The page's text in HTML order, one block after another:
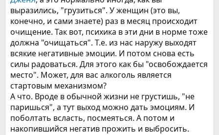
выразились, "грузиться". У женщин (это вы,
конечно, и сами знаете) раз в месяц происходит
очищение. Так вот, психика в эти дни в норме тоже
должна "очищаться". Т.е. из нас наружу выходят
всякие негативные эмоции. И потом снова есть
силы радоваться. Для этого как бы "освобождается
место". Может, для вас алкоголь является
стартовым механизмом?
А что. Вроде в обычной жизни не грустишь, "не
паришься", а тут выход можно дать эмоциям. И
поболтать всласть, посмеяться. А потом и
накопившийся негатив прожить и выбросить.